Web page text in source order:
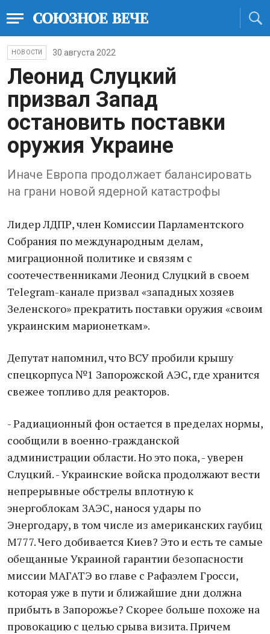
НОВОСТИ 30 августа 2022
Леонид Слуцкий
призвал Запад
остановить поставки
оружия Украине
Иначе Европа продолжает балансировать
на грани новой ядерной катастрофы
Лидер ЛДПР, член Комиссии Парламентского
Собрания по международным делам,
миграционной политике и связям с
соотечественниками Леонид Слуцкий в своем
Telegram-канале призвал «западных хозяев
Зеленского» прекратить поставки оружия «своим
украинским марионеткам».
Депутат напомнил, что ВСУ пробили крышу
спецкорпуса №1 Запорожской АЭС, где хранится
свежее топливо для реакторов.
- Радиационный фон остается в пределах нормы,
сообщили в военно-гражданской
администрации области. Но это пока, - уверен
Слуцкий. - Украинские войска продолжают вести
непрерывные обстрелы вплотную к
энергоблокам ЗАЭС, нанося удары по
Энергодару, в том числе из американских гаубиц
М777. Чего добивается Киев? Это и есть те самые
обещанные Украиной гарантии безопасности
миссии МАГАТЭ во главе с Рафаэлем Гросси,
которая уже в пути и ближайшие дни должна
прибыть в Запорожье? Скорее больше похоже на
провокацию с целью срыва визита. Причем